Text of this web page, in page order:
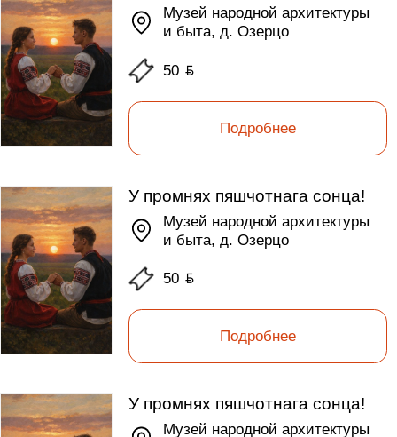
Музей народной архитектуры
и быта, д. Озерцо
50ƃ
Подробнее
У промнях пяшчотнага сонца!
Музей народной архитектуры
и быта, д. Озерцо
50ƃ
Подробнее
У промнях пяшчотнага сонца!
Музей народной архитектуры